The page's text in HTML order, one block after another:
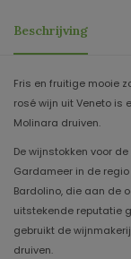
Beschrijving
Fris en fruitige mooie
rosé wijn uit Veneto is
Molinara druiven.
De wijnstokken voor
Gardameer in de
Bardolino, die aan de
uitstekende reputatie
gebruikt de
druiven.